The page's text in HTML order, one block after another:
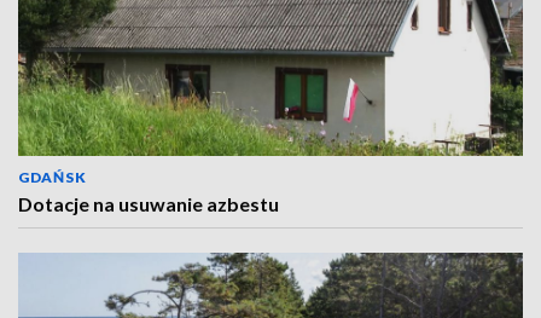
GDAŃSK
Dotacje na usuwanie azbestu